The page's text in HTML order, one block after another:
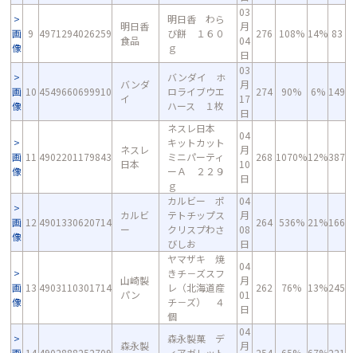
画
像
9 4971294026259
明日香
食品
明日香 わら
び餅 １６０
ｇ
03
月
04
日
276 108% 14% 83
画
像
10 4549660699910
バンダ
イ
バンダイ ホ
ロライブウエ
ハース １枚
03
月
17
日
274 90% 6% 149
画
像
11 4902201179843
ネスレ
日本
ネスレ日本
キットカット
ミニパーティ
ーＡ ２２９
ｇ
04
月
10
日
268 1070%12%387
画
像
12 4901330620714
カルビ
ー
カルビー ポ
テトチップス
クリスプわさ
びしお
04
月
08
日
264 536% 21%166
画
像
13 4903110301714
山崎製
パン
ヤマザキ 焼
きチ－ズスフ
レ（北海道産
チ－ズ） ４
個
04
月
01
日
262 76% 13%245
森永製
森永製菓 デ
04
月